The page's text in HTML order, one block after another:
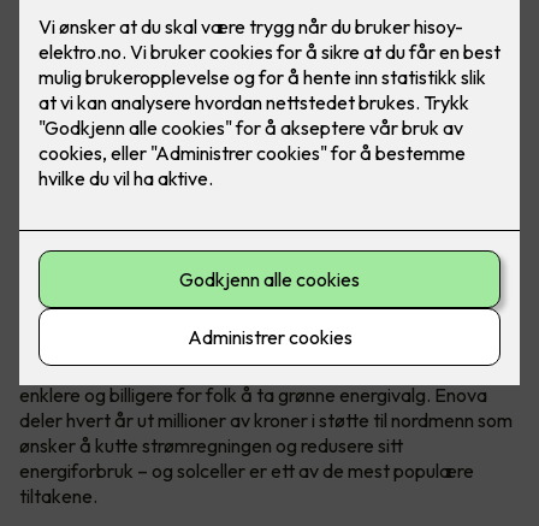
Hvem er Enova?
Enova er et statlig selskap med ett oppdrag - å gjøre det
enklere og billigere for folk å ta grønne energivalg. Enova
deler hvert år ut millioner av kroner i støtte til nordmenn som
ønsker å kutte strømregningen og redusere sitt
energiforbruk – og solceller er ett av de mest populære
tiltakene.